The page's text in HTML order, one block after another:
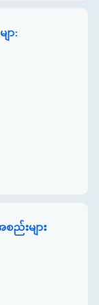
ာ:
းများ